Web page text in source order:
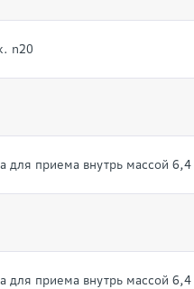
n20
приема внутрь массой 6,4
приема внутрь массой 6,4